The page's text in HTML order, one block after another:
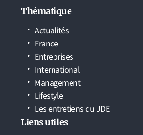
Thématique
Actualités
France
Entreprises
International
Management
Lifestyle
Les entretiens du JDE
Liens utiles